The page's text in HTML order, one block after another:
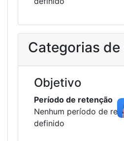
Categorias
Objetivo
Período de retenção
Nenhum período de
definido